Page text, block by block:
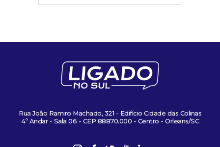
Rua João Ramiro Machado, 321 - Edifício Cidade das Colinas
4º Andar - Sala 06 - CEP 88870.000 - Centro - Orleans/SC